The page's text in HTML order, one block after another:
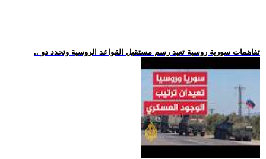
.. تفاهمات سورية روسية تعيد رسم مستقبل القواعد الروسية وتحدد دو